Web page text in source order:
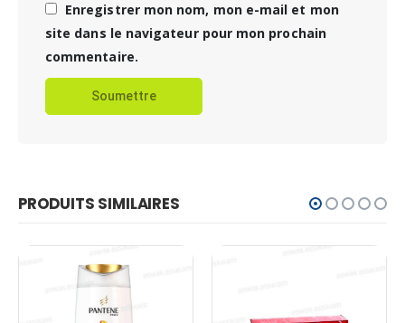
Enregistrer mon nom, mon e-mail et mon
site dans le navigateur pour mon prochain
commentaire.
PRODUITS SIMILAIRES